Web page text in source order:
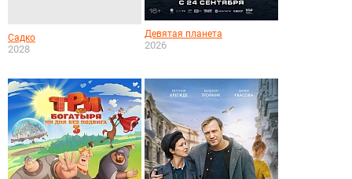
Садко
2028
Девятая планета
2026